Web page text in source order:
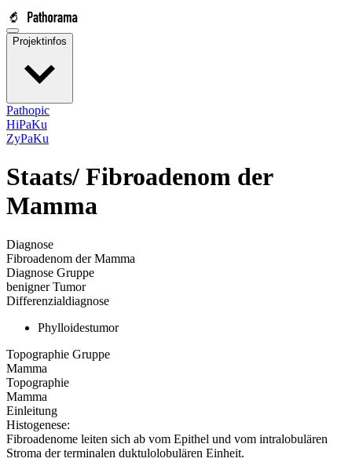
Projektinfos
Pathopic
HiPaKu
ZyPaKu
Staats/ Fibroadenom der
Mamma
Diagnose
Fibroadenom der Mamma
Diagnose Gruppe
benigner Tumor
Differenzialdiagnose
Phylloidestumor
Topographie Gruppe
Mamma
Topographie
Mamma
Einleitung
Histogenese:
Fibroadenome leiten sich ab vom Epithel und vom intralobulären
Stroma der terminalen duktulolobulären Einheit.